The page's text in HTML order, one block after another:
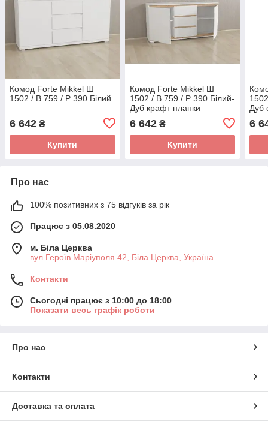
Комод Forte Mikkel Ш
1502 / В 759 / Р 390 Білий
6 642 ₴
Купити
Комод Forte Mikkel Ш
1502 / В 759 / Р 390 Білий-
Дуб крафт планки
6 642₴
Купити
Дуб
6
Про нас
100% позитивних з 75 відгуків за рік
Працює з 05.08.2020
м. Біла Церква
вул Героїв Маріуполя 42, Біла Церква, Україна
Контакти
Сьогодні працює з 10:00 до 18:00
Показати весь графік роботи
Про нас
Контакти
Доставка та оплата